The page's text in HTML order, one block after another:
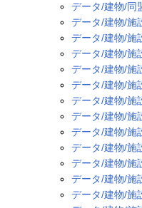
データ/建物/同
データ/建物/施
データ/建物/施
データ/建物/施
データ/建物/施
データ/建物/施
データ/建物/施
データ/建物/施
データ/建物/施
データ/建物/施
データ/建物/施
データ/建物/施
データ/建物/施